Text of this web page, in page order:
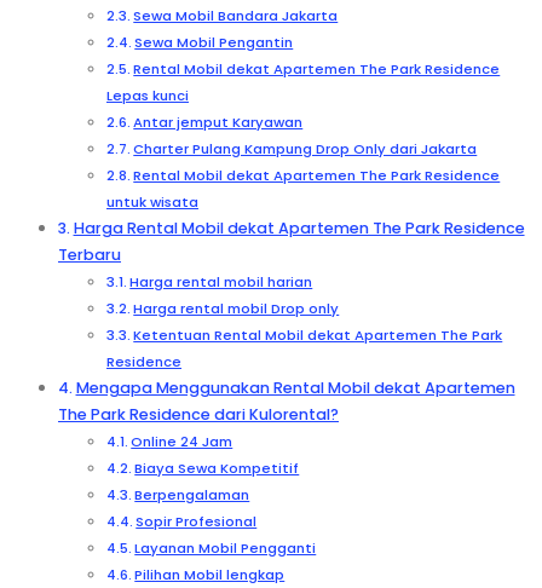
Sewa Mobil Bandara Jakarta
Sewa Mobil Pengantin
Rental Mobil dekat Apartemen The Park Residence
Lepas kunci
Antar jemput Karyawan
Charter Pulang Kampung Drop Only dari Jakarta
Rental Mobil dekat Apartemen The Park Residence
untuk wisata
Harga Rental Mobil dekat Apartemen The Park Residence
Terbaru
Harga rental mobil harian
Harga rental mobil Drop only
Ketentuan Rental Mobil dekat Apartemen The Park
Residence
Mengapa Menggunakan Rental Mobil dekat Apartemen
The Park Residence dari Kulorental?
Online 24 Jam
Biaya Sewa Kompetitif
Berpengalaman
Sopir Profesional
Layanan Mobil Pengganti
Pilihan Mobil lengkap